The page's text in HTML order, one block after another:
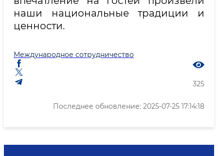
наши национальные традиции и
ценности.
Международное сотрудничество
325
Последнее обновление: 2025-07-25 17:14:18